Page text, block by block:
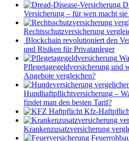
Versicherung – für wen macht
Rechtsschutzversicherung
Blockchain revolutioniert den
und Risiken für Privatanleger
Pflegetagegeldversicherung und
Angebote vergleichen?
Hundhaftpflichtversicherung –
findet man den besten Tarif?
Kfz-
Krankenzusatzversicherung